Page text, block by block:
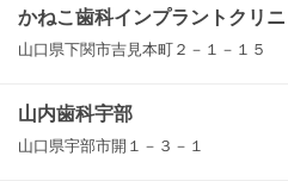
かねこ歯科インプラントクリニ
山口県下関市吉見本町２－１－１５
山内歯科宇部
山口県宇部市開１－３－１